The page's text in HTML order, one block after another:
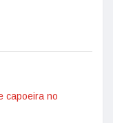
capoeira no